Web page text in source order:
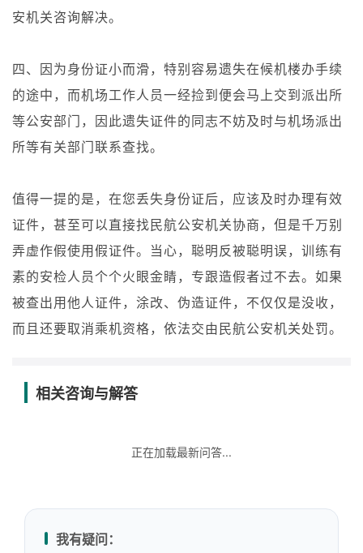
安机关咨询解决。
四、因为身份证小而滑，特别容易遗失在候机楼办手续
的途中，而机场工作人员一经捡到便会马上交到派出所
等公安部门，因此遗失证件的同志不妨及时与机场派出
所等有关部门联系查找。
值得一提的是，在您丢失身份证后，应该及时办理有效
证件，甚至可以直接找民航公安机关协商，但是千万别
弄虚作假使用假证件。当心，聪明反被聪明误，训练有
素的安检人员个个火眼金睛，专跟造假者过不去。如果
被查出用他人证件，涂改、伪造证件，不仅仅是没收，
而且还要取消乘机资格，依法交由民航公安机关处罚。
相关咨询与解答
正在加载最新问答...
我有疑问：